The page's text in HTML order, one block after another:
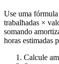
Use uma
trabalhadas ×
somando
horas estimadas
Calcule